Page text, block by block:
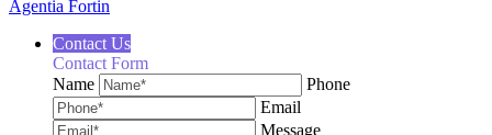
Agentia Fortin
Contact Us
Contact Form
Name
Phone
Email
Message